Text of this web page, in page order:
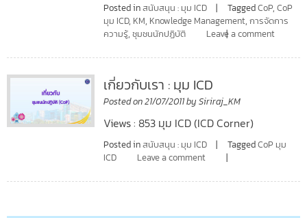
Posted inสนับสนุน : มุม ICD TaggedCoP,CoP
มุม ICD, KM, Knowledge Management,การจัดการ
ความรู้,ชุมชนนักปฏิบัติ Leave a comment
เกี่ยวกับเรา : มุม ICD
Posted on21/07/2011bySiriraj_KM
Views : 853 มุม ICD (ICD Corner)
Posted inสนับสนุน : มุม ICD TaggedCoP มุม
ICD
Leave a comment